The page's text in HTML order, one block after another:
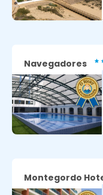
Avaliação dos
Navegadores
Montegordo